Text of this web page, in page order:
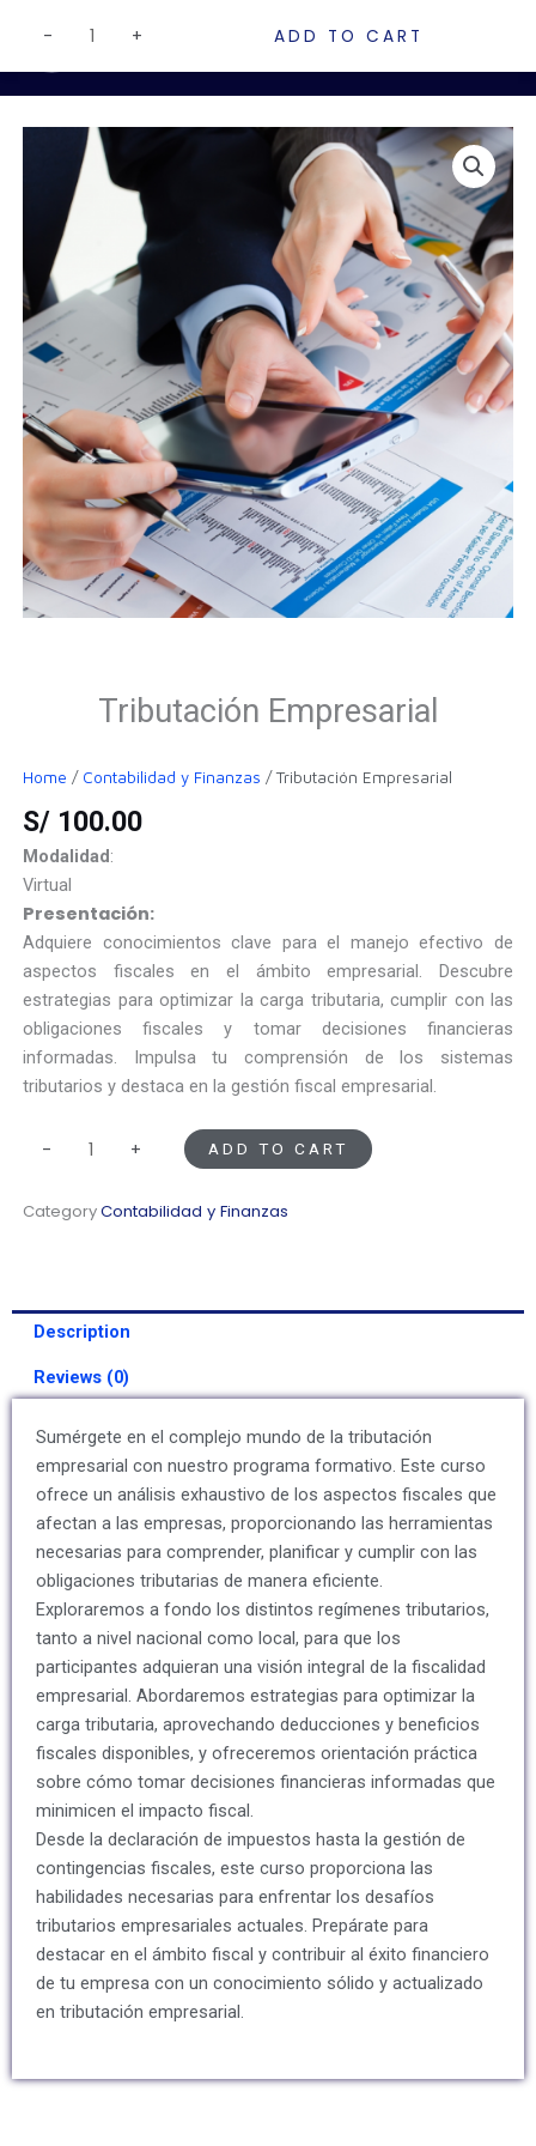
content
Tributación Empresarial
Home / Contabilidad y Finanzas / Tributación Empresarial
S/ 100.00
Modalidad:
Virtual
Presentación:
Adquiere conocimientos clave para el manejo efectivo de
aspectos fiscales en el ámbito empresarial. Descubre
estrategias para optimizar la carga tributaria, cumplir con las
obligaciones fiscales y tomar decisiones financieras
informadas. Impulsa tu comprensión de los sistemas
tributarios y destaca en la gestión fiscal empresarial.
-
Tributación
+ ADD TO CART
CategoryContabilidad y Finanzas
Description
Reviews (0)
Sumérgete en el complejo mundo de la tributación
empresarial con nuestro programa formativo. Este curso
ofrece un análisis exhaustivo de los aspectos fiscales que
afectan a las empresas, proporcionando las herramientas
necesarias para comprender, planificar y cumplir con las
obligaciones tributarias de manera eficiente.
Exploraremos a fondo los distintos regímenes tributarios,
tanto a nivel nacional como local, para que los
participantes adquieran una visión integral de la fiscalidad
empresarial. Abordaremos estrategias para optimizar la
carga tributaria, aprovechando deducciones y beneficios
fiscales disponibles, y ofreceremos orientación práctica
sobre cómo tomar decisiones financieras informadas que
minimicen el impacto fiscal.
Desde la declaración de impuestos hasta la gestión de
contingencias fiscales, este curso proporciona las
habilidades necesarias para enfrentar los desafíos
tributarios empresariales actuales. Prepárate para
destacar en el ámbito fiscal y contribuir al éxito financiero
de tu empresa con un conocimiento sólido y actualizado
en tributación empresarial.
-
Empresarial
quantity
+ ADD TO CART